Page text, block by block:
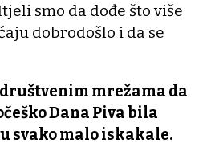
smo da dođe što više
dobrodošlo i da se
mrežama da
Dana Piva bila
svako malo iskakale.